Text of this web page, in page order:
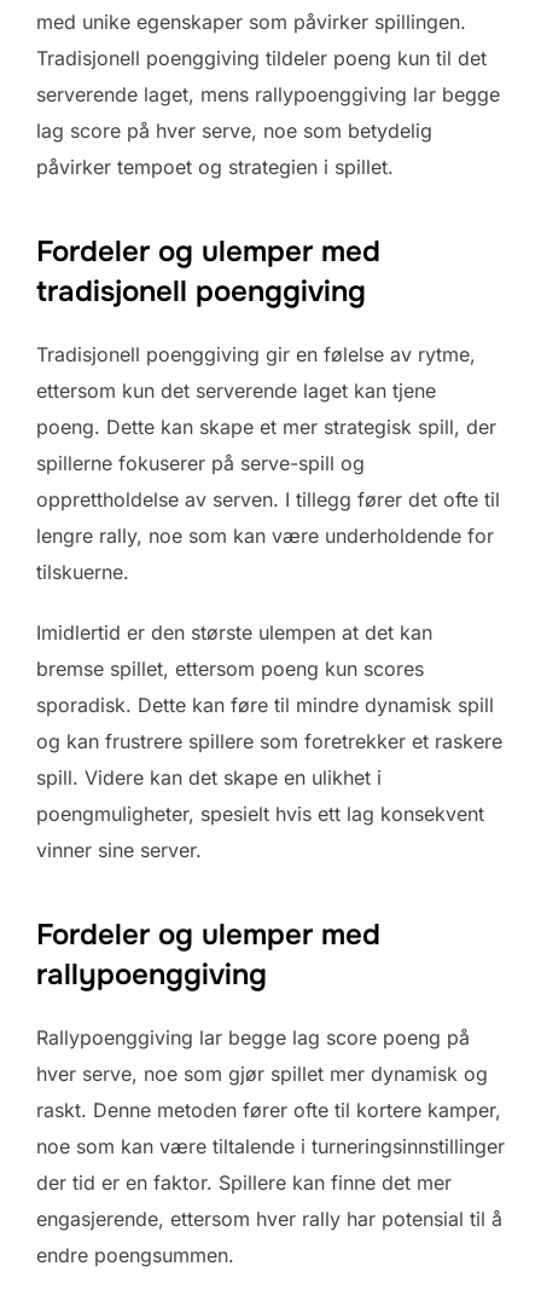
med unike egenskaper som påvirker spillingen.
Tradisjonell poenggiving tildeler poeng kun til det
serverende laget, mens rallypoenggiving lar begge
lag score på hver serve, noe som betydelig
påvirker tempoet og strategien i spillet.
Fordeler og ulemper med
tradisjonell poenggiving
Tradisjonell poenggiving gir en følelse av rytme,
ettersom kun det serverende laget kan tjene
poeng. Dette kan skape et mer strategisk spill, der
spillerne fokuserer på serve-spill og
opprettholdelse av serven. I tillegg fører det ofte til
lengre rally, noe som kan være underholdende for
tilskuerne.
Imidlertid er den største ulempen at det kan
bremse spillet, ettersom poeng kun scores
sporadisk. Dette kan føre til mindre dynamisk spill
og kan frustrere spillere som foretrekker et raskere
spill. Videre kan det skape en ulikhet i
poengmuligheter, spesielt hvis ett lag konsekvent
vinner sine server.
Fordeler og ulemper med
rallypoenggiving
Rallypoenggiving lar begge lag score poeng på
hver serve, noe som gjør spillet mer dynamisk og
raskt. Denne metoden fører ofte til kortere kamper,
noe som kan være tiltalende i turneringsinnstillinger
der tid er en faktor. Spillere kan finne det mer
engasjerende, ettersom hver rally har potensial til å
endre poengsummen.